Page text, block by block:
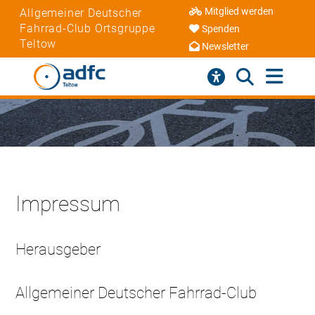
Allgemeiner Deutscher
Fahrrad-Club Ortsgruppe
Teltow
Mitglied werden
Spenden
Newsletter
Impressum
Herausgeber
Allgemeiner Deutscher Fahrrad-Club